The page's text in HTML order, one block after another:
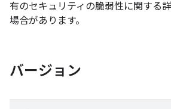
有のセキュリティの脆弱性に関する
場合があります。
バージョン